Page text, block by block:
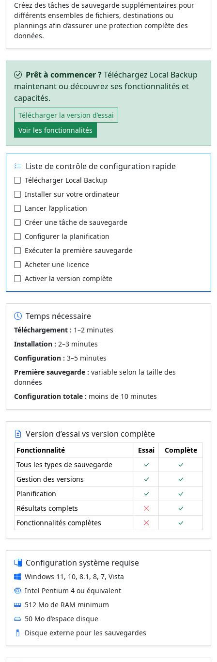
Créez des tâches de sauvegarde supplémentaires pour
différents ensembles de fichiers, destinations ou
plannings afin d’assurer une protection complète des
données.
Prêt à commencer ?Téléchargez Local Backup
maintenant ou découvrez ses fonctionnalités et
capacités.
Télécharger la version d’essai
Voir les fonctionnalités
Liste de contrôle de configuration rapide
Télécharger Local Backup
Installer sur votre ordinateur
Lancer l’application
Créer une tâche de sauvegarde
Configurer la planification
Exécuter la première sauvegarde
Acheter une licence
Activer la version complète
Temps nécessaire
Téléchargement : 1–2 minutes
Installation : 2–3 minutes
Configuration : 3–5 minutes
Première sauvegarde : variable selon la taille des
données
Configuration totale : moins de 10 minutes
Version d’essai vs version complète
Fonctionnalité Essai
Complète
Tous les types de sauvegarde
Gestion des versions
Planification
Résultats complets
Fonctionnalités complètes
Configuration système requise
Windows 11, 10, 8.1, 8, 7, Vista
Intel Pentium 4 ou équivalent
512 Mo de RAM minimum
50 Mo d’espace disque
Disque externe pour les sauvegardes